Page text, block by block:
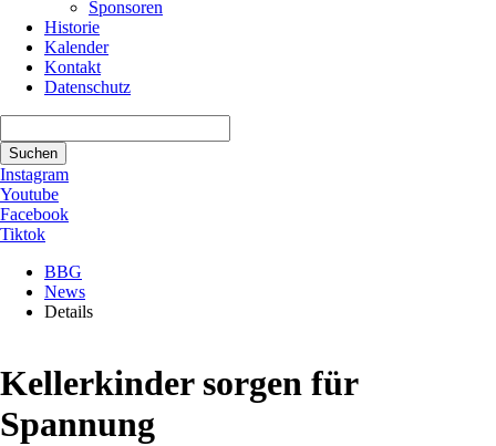
Sponsoren
Historie
Kalender
Kontakt
Datenschutz
Suchen
Instagram
Youtube
Facebook
Tiktok
BBG
News
Details
Kellerkinder sorgen für
Spannung